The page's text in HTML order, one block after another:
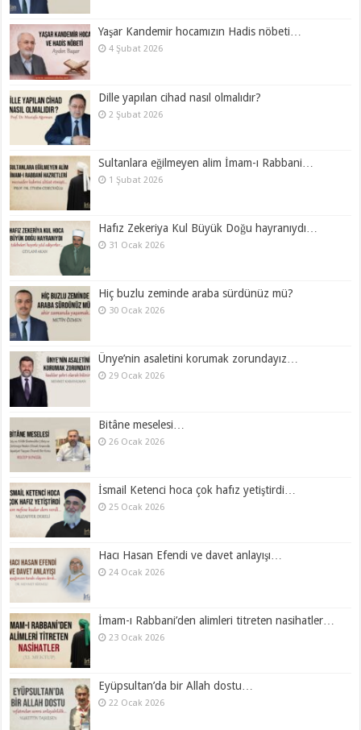
Yaşar Kandemir hocamızın Hadis nöbeti…
4 Şubat 2026
Dille yapılan cihad nasıl olmalıdır?
2 Şubat 2026
Sultanlara eğilmeyen alim İmam-ı Rabbani…
1 Şubat 2026
Hafız Zekeriya Kul Büyük Doğu hayranıydı…
31 Ocak 2026
Hiç buzlu zeminde araba sürdünüz mü?
30 Ocak 2026
Ünye’nin asaletini korumak zorundayız…
29 Ocak 2026
Bitâne meselesi…
26 Ocak 2026
İsmail Ketenci hoca çok hafız yetiştirdi…
25 Ocak 2026
Hacı Hasan Efendi ve davet anlayışı…
24 Ocak 2026
İmam-ı Rabbani’den alimleri titreten nasihatler…
23 Ocak 2026
Eyüpsultan’da bir Allah dostu…
22 Ocak 2026